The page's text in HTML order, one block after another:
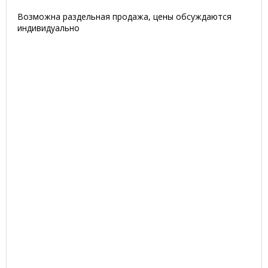
Возможна раздельная продажа, цены обсуждаются
индивидуально